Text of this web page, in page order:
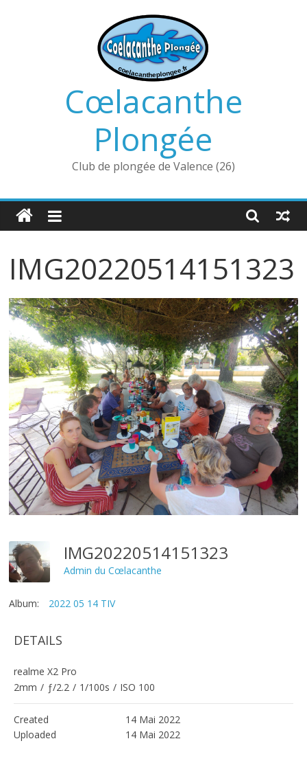
Cœlacanthe
Plongée
Club de plongée de Valence (26)
IMG20220514151323
IMG20220514151323
Admin du Cœlacanthe
Album: 2022 05 14 TIV
DETAILS
realme X2 Pro
2mm / ƒ/2.2 / 1/100s / ISO 100
Created
14 Mai 2022
Uploaded
14 Mai 2022